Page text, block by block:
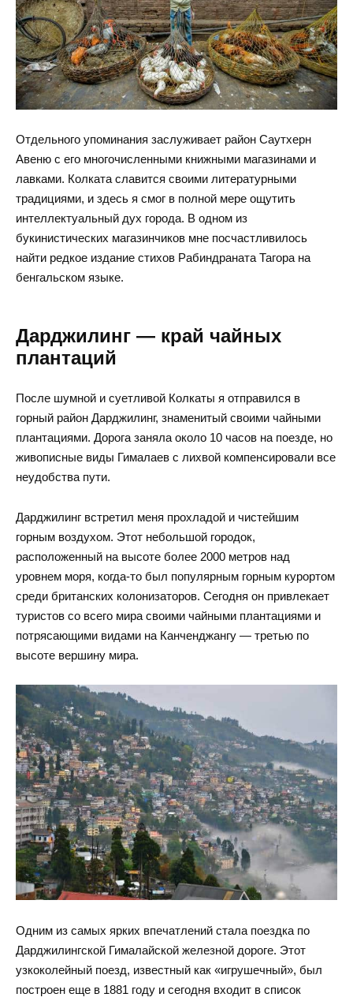
Отдельного упоминания заслуживает район Саутхерн
Авеню с его многочисленными книжными магазинами и
лавками. Колката славится своими литературными
традициями, и здесь я смог в полной мере ощутить
интеллектуальный дух города. В одном из
букинистических магазинчиков мне посчастливилось
найти редкое издание стихов Рабиндраната Тагора на
бенгальском языке.
Дарджилинг — край чайных
плантаций
После шумной и суетливой Колкаты я отправился в
горный район Дарджилинг, знаменитый своими чайными
плантациями. Дорога заняла около 10 часов на поезде, но
живописные виды Гималаев с лихвой компенсировали все
неудобства пути.
Дарджилинг встретил меня прохладой и чистейшим
горным воздухом. Этот небольшой городок,
расположенный на высоте более 2000 метров над
уровнем моря, когда-то был популярным горным курортом
среди британских колонизаторов. Сегодня он привлекает
туристов со всего мира своими чайными плантациями и
потрясающими видами на Канченджангу — третью по
высоте вершину мира.
Одним из самых ярких впечатлений стала поездка по
Дарджилингской Гималайской железной дороге. Этот
узкоколейный поезд, известный как «игрушечный», был
построен еще в 1881 году и сегодня входит в список